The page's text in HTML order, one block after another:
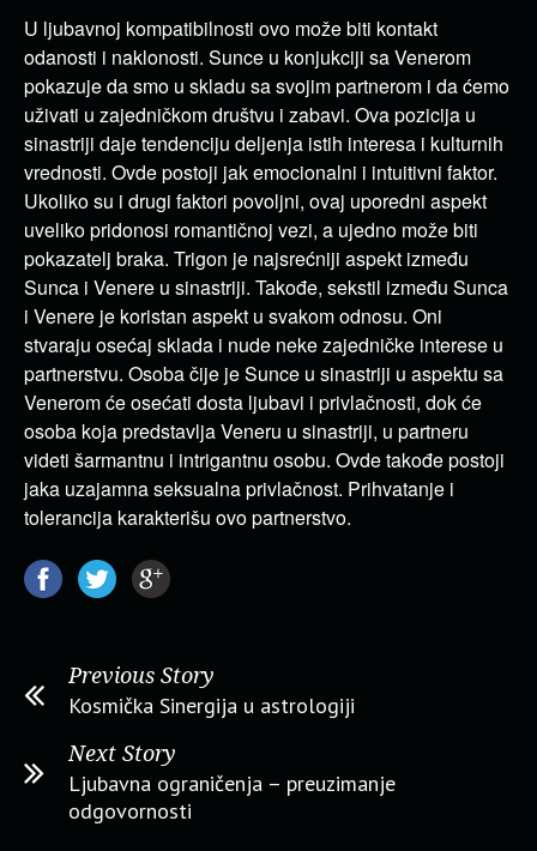
U ljubavnoj kompatibilnosti ovo može biti kontakt
odanosti i naklonosti. Sunce u konjukciji sa Venerom
pokazuje da smo u skladu sa svojim partnerom i da ćemo
uživati u zajedničkom društvu i zabavi. Ova pozicija u
sinastriji daje tendenciju deljenja istih interesa i kulturnih
vrednosti. Ovde postoji jak emocionalni i intuitivni faktor.
Ukoliko su i drugi faktori povoljni, ovaj uporedni aspekt
uveliko pridonosi romantičnoj vezi, a ujedno može biti
pokazatelj braka. Trigon je najsrećniji aspekt između
Sunca i Venere u sinastriji. Takođe, sekstil između Sunca
i Venere je koristan aspekt u svakom odnosu. Oni
stvaraju osećaj sklada i nude neke zajedničke interese u
partnerstvu. Osoba čije je Sunce u sinastriji u aspektu sa
Venerom će osećati dosta ljubavi i privlačnosti, dok će
osoba koja predstavlja Veneru u sinastriji, u partneru
videti šarmantnu i intrigantnu osobu. Ovde takođe postoji
jaka uzajamna seksualna privlačnost. Prihvatanje i
tolerancija karakterišu ovo partnerstvo.
Previous Story
Kosmička Sinergija u astrologiji
Next Story
Ljubavna ograničenja – preuzimanje
odgovornosti